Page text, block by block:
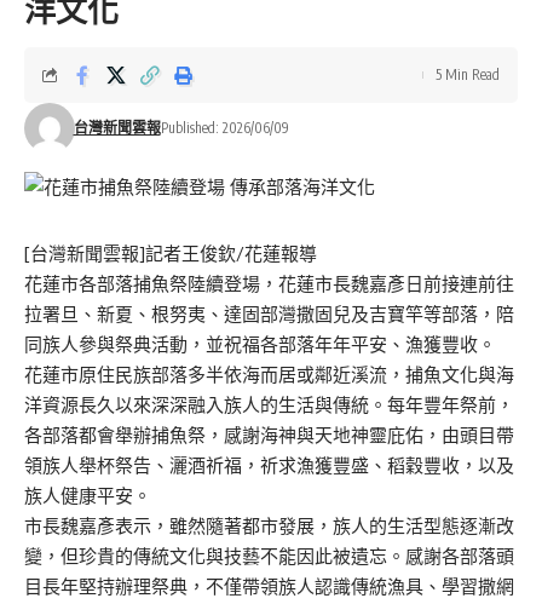
洋文化
台灣新聞雲報Published: 2026/06/09
5 Min Read
[台灣新聞雲報]記者王俊欽/花蓮報導
花蓮市各部落捕魚祭陸續登場，花蓮市長魏嘉彥日前接連前往
拉署旦、新夏、根努夷、達固部灣撒固兒及吉寶竿等部落，陪
同族人參與祭典活動，並祝福各部落年年平安、漁獲豐收。
花蓮市原住民族部落多半依海而居或鄰近溪流，捕魚文化與海
洋資源長久以來深深融入族人的生活與傳統。每年豐年祭前，
各部落都會舉辦捕魚祭，感謝海神與天地神靈庇佑，由頭目帶
領族人舉杯祭告、灑酒祈福，祈求漁獲豐盛、稻穀豐收，以及
族人健康平安。
市長魏嘉彥表示，雖然隨著都市發展，族人的生活型態逐漸改
變，但珍貴的傳統文化與技藝不能因此被遺忘。感謝各部落頭
目長年堅持辦理祭典，不僅帶領族人認識傳統漁具、學習撒網